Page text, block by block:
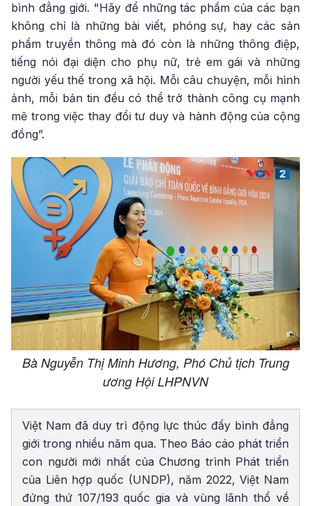
bình đẳng giới. "Hãy để những tác phẩm của các bạn
không chỉ là những bài viết, phóng sự, hay các sản
phẩm truyền thông mà đó còn là những thông điệp,
tiếng nói đại diện cho phụ nữ, trẻ em gái và những
người yếu thế trong xã hội. Mỗi câu chuyện, mỗi hình
ảnh, mỗi bản tin đều có thể trở thành công cụ mạnh
mẽ trong việc thay đổi tư duy và hành động của cộng
đồng”.
Bà Nguyễn Thị Minh Hương, Phó Chủ tịch Trung
ương Hội LHPNVN
Việt Nam đã duy trì động lực thúc đẩy bình đẳng
giới trong nhiều năm qua. Theo Báo cáo phát triển
con người mới nhất của Chương trình Phát triển
của Liên hợp quốc (UNDP), năm 2022, Việt Nam
đứng thứ 107/193 quốc gia và vùng lãnh thổ về